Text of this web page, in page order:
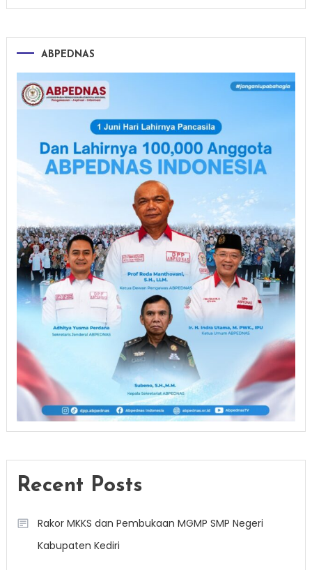
ABPEDNAS
Recent Posts
Rakor MKKS dan Pembukaan MGMP SMP Negeri
Kabupaten Kediri